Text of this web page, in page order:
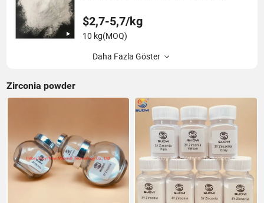
$2,7-5,7/kg
10 kg(MOQ)
Daha Fazla Göster
Zirconia powder